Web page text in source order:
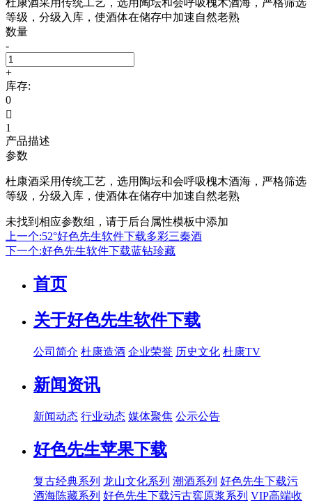
杜康酒采用传统工艺，选用陶坛和会呼吸槐木酒海，严格筛选
等级，分级入库，使酒体在储存中加速自然老熟
数量
-
+
库存:
0

1
产品描述
参数
杜康酒采用传统工艺，选用陶坛和会呼吸槐木酒海，严格筛选
等级，分级入库，使酒体在储存中加速自然老熟
未找到相应参数组，请于后台属性模板中添加
上一个:52°好色先生软件下载多彩三秦酒
下一个:好色先生软件下载蓝钻珍藏
首页
关于好色先生软件下载
公司简介 杜康造酒 企业荣誉 历史文化 杜康TV
新闻资讯
新闻动态 行业动态 媒体聚焦 公示公告
好色先生苹果下载
复古经典系列 龙山文化系列 潮酒系列 好色先生下载污
酒海陈藏系列 好色先生下载污古窖原浆系列 VIP高端收